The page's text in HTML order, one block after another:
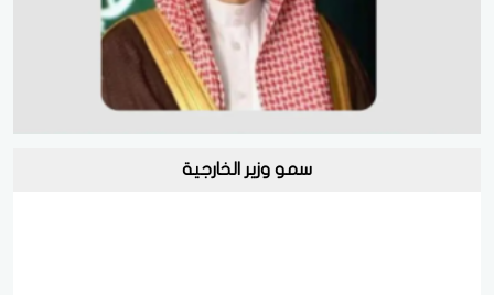
سمو وزير الخارجية